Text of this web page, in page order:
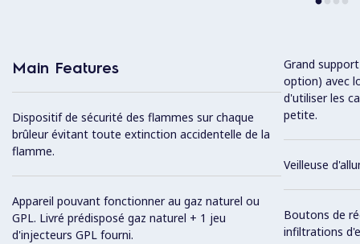
Main Features
Dispositif de sécurité des flammes sur chaque
brûleur évitant toute extinction accidentelle de la
flamme.
Appareil pouvant fonctionner au gaz naturel ou
GPL. Livré prédisposé gaz naturel + 1 jeu
d'injecteurs GPL fourni.
Grand
option) avec
d'utiliser les
petite.
Veilleuse
Boutons de
infiltrations